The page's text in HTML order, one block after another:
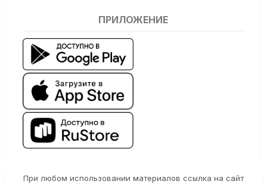
ПРИЛОЖЕНИЕ
При любом использовании материалов ссылка на сайт